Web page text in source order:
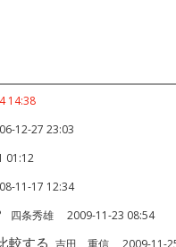
14:38
12-27 23:03
01:12
11-17 12:34
四条秀雄 2009-11-23 08:54
較する 吉田 重信 2009-11-